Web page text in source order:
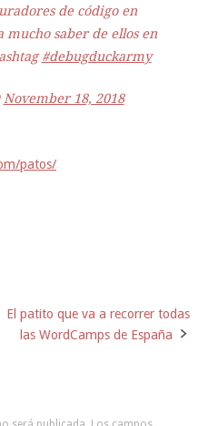
de código en
mucho saber de ellos en
#debugduckarmy
November 18, 2018
patos/
El patito que va a recorrer todas
las WordCamps de España